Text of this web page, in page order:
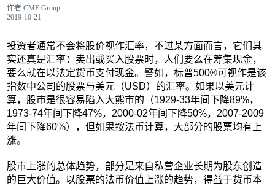
作者CME Group
2019-10-21
投资者通常不会将股价视作汇率，不过某方面而言，它们其
实还真是汇率：卖出或买入股票时，人们要么在筹集现金，
要么就在以法定货币支付现金。譬如，标普500®可视作是该
指数中公司的股票与美元（USD）的汇率。如果以美元计
算，股市是很容易陷入大熊市的（1929‑33年间下降89%，
1973‑74年间下降47%，2000‑02年间下降50%，2007‑2009
年间下降60%），但如果按法币计算，大部分的股票均有上
涨。
股市上涨的总体趋势，部分是来自私营企业长期为股东创造
的巨大价值。以股票的法币价值上涨的趋势，得益于货币本